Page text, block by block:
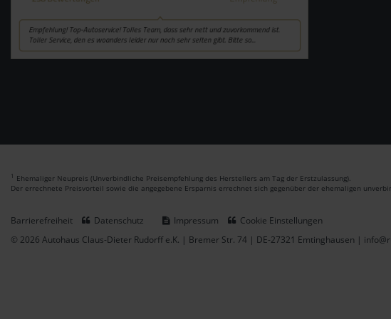
1 Ehemaliger Neupreis (Unverbindliche Preisempfehlung des Herstellers am Tag der Erstzulassung).
Der errechnete Preisvorteil sowie die angegebene Ersparnis errechnet sich gegenüber der ehemaligen
Barrierefreiheit Datenschutz Impressum
Cookie Einstellungen
© 2026 Autohaus Claus-Dieter Rudorff e.K. | Bremer Str. 74 | DE-27321 Emtinghausen |